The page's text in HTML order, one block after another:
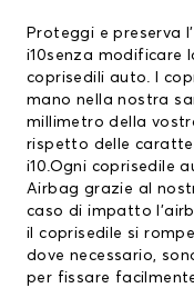
Proteggi e preserva
i10senza modificare
coprisedili auto. I
mano nella nostra
millimetro della
rispetto delle
i10.Ogni coprisedile
Airbag grazie al
caso di impatto
il coprisedile si
dove necessario,
per fissare